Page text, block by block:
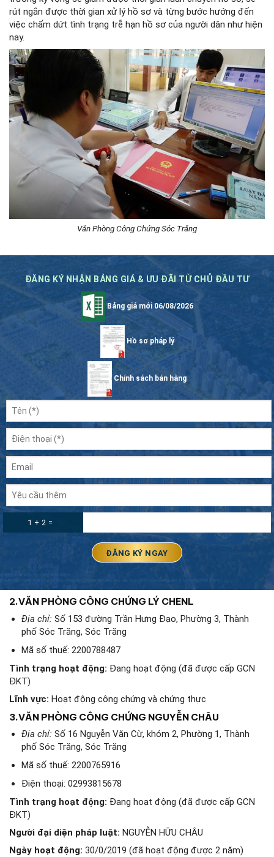
rút ngắn được thời gian xử lý hồ sơ và từng bước hướng đến
việc chấm dứt tình trạng trễ hạn hồ sơ của người dân như hiện
nay.
Văn Phòng Công Chứng Sóc Trăng
ĐĂNG KÝ NHẬN BẢNG GIÁ & ƯU ĐÃI TỪ CHỦ ĐẦU TƯ
Bảng giá mới 06/08/2026
Hồ sơ pháp lý
Chính sách bán hàng
1 + 2 =
2.VĂN PHÒNG CÔNG CHỨNG LÝ CHENL
Địa chỉ: Số 153 đường Trần Hưng Đạo, Phường 3, Thành
phố Sóc Trăng, Sóc Trăng
Mã số thuế: 2200788487
Tình trạng hoạt động: Đang hoạt động (đã được cấp GCN
ĐKT)
Lĩnh vực: Hoạt động công chứng và chứng thực
3.VĂN PHÒNG CÔNG CHỨNG NGUYỄN CHÂU
Địa chỉ: Số 16 Nguyễn Văn Cừ, khóm 2, Phường 1, Thành
phố Sóc Trăng, Sóc Trăng
Mã số thuế: 2200765916
Điện thoại: 02993815678
Tình trạng hoạt động: Đang hoạt động (đã được cấp GCN
ĐKT)
Người đại diện pháp luật: NGUYỄN HỮU CHÂU
Ngày hoạt động: 30/0/2019 (đã hoạt động được 2 năm)